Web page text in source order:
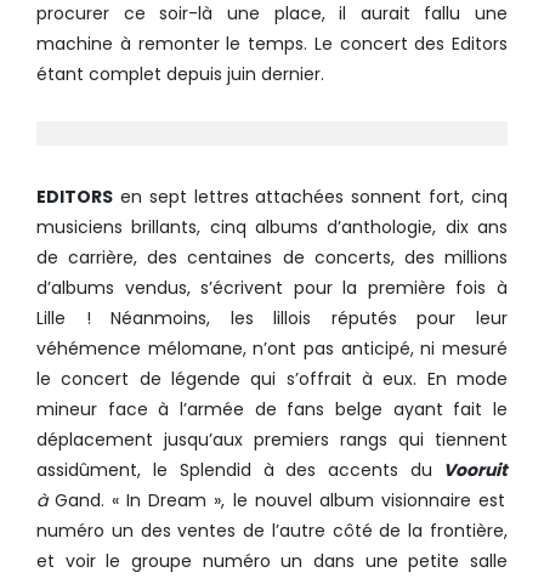
procurer ce soir-là une place, il aurait fallu une
machine à remonter le temps. Le concert des Editors
étant complet depuis juin dernier.
EDITORS en sept lettres attachées sonnent fort, cinq
musiciens brillants, cinq albums d’anthologie, dix ans
de carrière, des centaines de concerts, des millions
d’albums vendus, s’écrivent pour la première fois à
Lille ! Néanmoins, les lillois réputés pour leur
véhémence mélomane, n’ont pas anticipé, ni mesuré
le concert de légende qui s’offrait à eux. En mode
mineur face à l’armée de fans belge ayant fait le
déplacement jusqu’aux premiers rangs qui tiennent
assidûment, le Splendid à des accents du Vooruit
àGand. « In Dream », le nouvel album visionnaire est
numéro un des ventes de l’autre côté de la frontière,
et voir le groupe numéro un dans une petite salle